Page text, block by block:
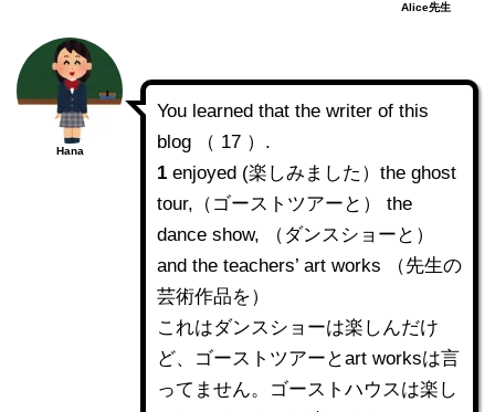
Alice先生
Hana
You learned that the writer of this
blog （ 17 ）.
1 enjoyed (楽しみました）the ghost
tour,（ゴーストツアーと） the
dance show, （ダンスショーと）
and the teachers’ art works （先生の
芸術作品を）
これはダンスショーは楽しんだけ
ど、ゴーストツアーとart worksは言
ってません。ゴーストハウスは楽し